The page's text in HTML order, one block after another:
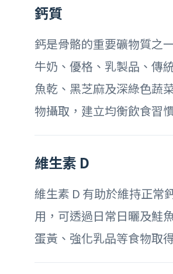
鈣質
鈣是骨骼的重要礦物質之
牛奶、優格、乳製品、傳
魚乾、黑芝麻及深綠色蔬
物攝取，建立均衡飲食習
維生素 D
維生素 D 有助於維持正常
用，可透過日常日曬及鮭
蛋黃、強化乳品等食物取